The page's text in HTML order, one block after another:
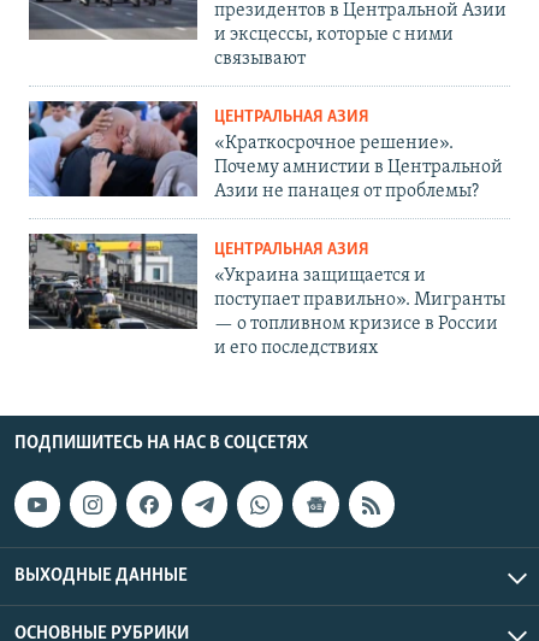
президентов в Центральной Азии
и эксцессы, которые с ними
связывают
ЦЕНТРАЛЬНАЯ АЗИЯ
«Краткосрочное решение».
Почему амнистии в Центральной
Азии не панацея от проблемы?
ЦЕНТРАЛЬНАЯ АЗИЯ
«Украина защищается и
поступает правильно». Мигранты
— о топливном кризисе в России
и его последствиях
ПОДПИШИТЕСЬ НА НАС В СОЦСЕТЯХ
ВЫХОДНЫЕ ДАННЫЕ
ОСНОВНЫЕ РУБРИКИ